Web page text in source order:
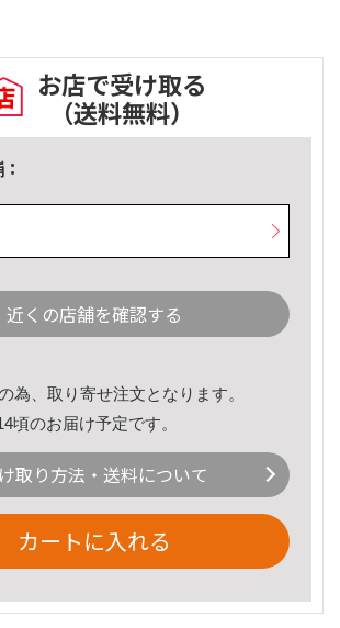
お店で受け取る
（送料無料）
近くの店舗を確認する
為、取り寄せ注文となります。
頃のお届け予定です。
取り方法・送料について
カートに入れる